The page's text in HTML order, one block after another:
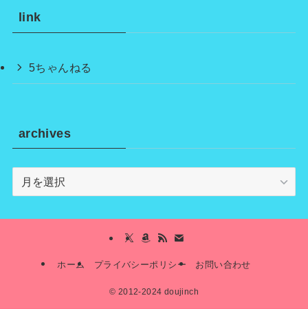
link
5ちゃんねる
archives
archives
ホーム プライバシーポリシー お問い合わせ
© 2012-2024 doujinch